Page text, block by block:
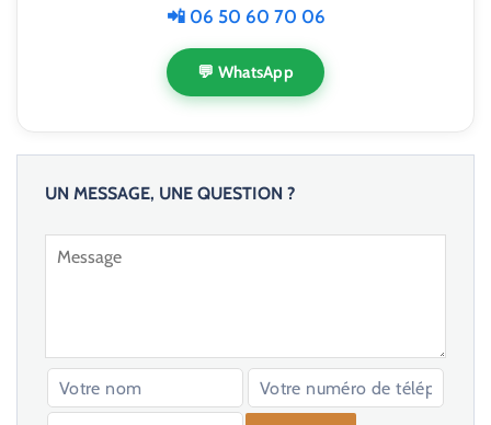
📲 06 50 60 70 06
💬 WhatsApp
UN MESSAGE, UNE QUESTION ?